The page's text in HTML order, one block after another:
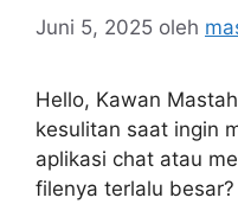
Juni 5, 2025 oleh
Hello, Kawan
kesulitan saat ingin
aplikasi chat atau
filenya terlalu